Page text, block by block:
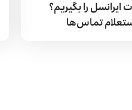
ایرانسل را بگیریم؟
تماس‌ها